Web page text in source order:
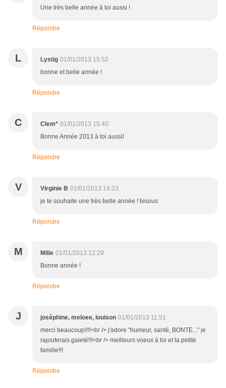
Une très belle année à toi aussi !
Répondre
L Lystig 01/01/2013 15:52
bonne et belle année !
Répondre
C Clem* 01/01/2013 15:40
Bonne Année 2013 à toi aussi!
Répondre
V Virginie B 01/01/2013 14:23
je te souhaite une très belle année ! bisous
Répondre
M Milie 01/01/2013 12:29
Bonne année !
Répondre
J joséphine, meloee, louison 01/01/2013 11:51
merci beaucoup!!!!<br /> j'adore "humeur, santé, BONTE..." je
rajouterais gaieté!!!<br /> meilleurs voeux à toi et ta petite
famille!!!
Répondre